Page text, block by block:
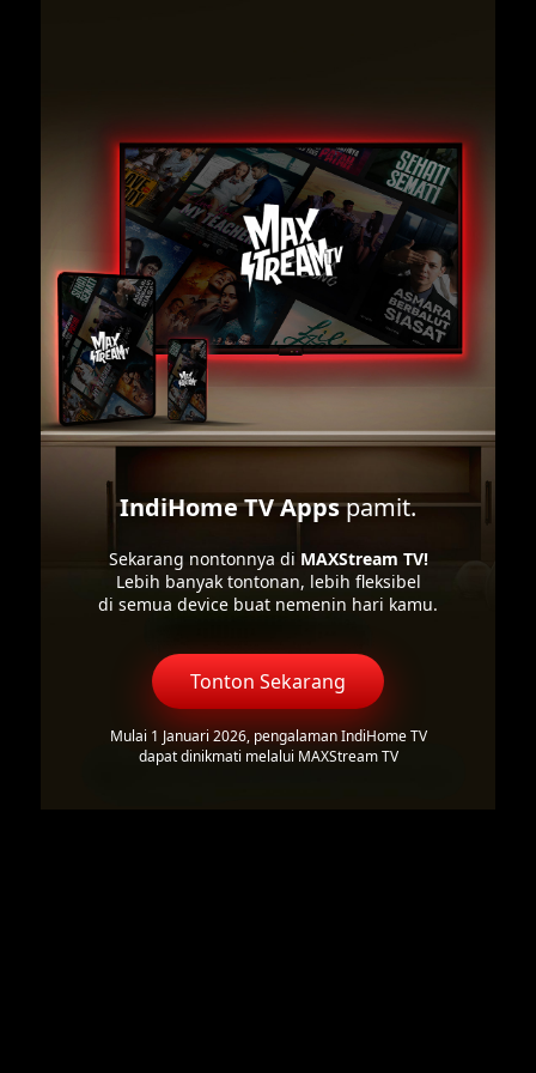
IndiHome TV Appspamit.
Sekarang nontonnya di MAXStream TV!
Lebih banyak tontonan, lebih fleksibel
di semua device buat nemenin hari kamu.
Tonton Sekarang
Mulai 1 Januari 2026, pengalaman IndiHome TV
dapat dinikmati melalui MAXStream TV